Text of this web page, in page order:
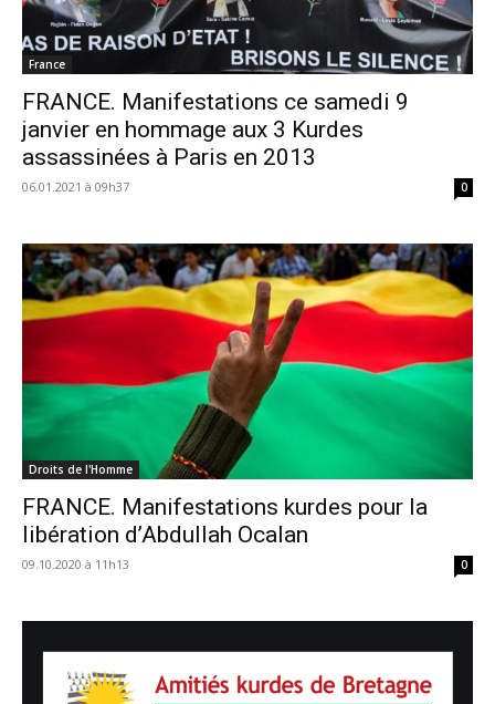
France
FRANCE. Manifestations ce samedi 9
janvier en hommage aux 3 Kurdes
assassinées à Paris en 2013
06.01.2021 à 09h37 0
Droits de l'Homme
FRANCE. Manifestations kurdes pour la
libération d’Abdullah Ocalan
09.10.2020 à 11h13 0